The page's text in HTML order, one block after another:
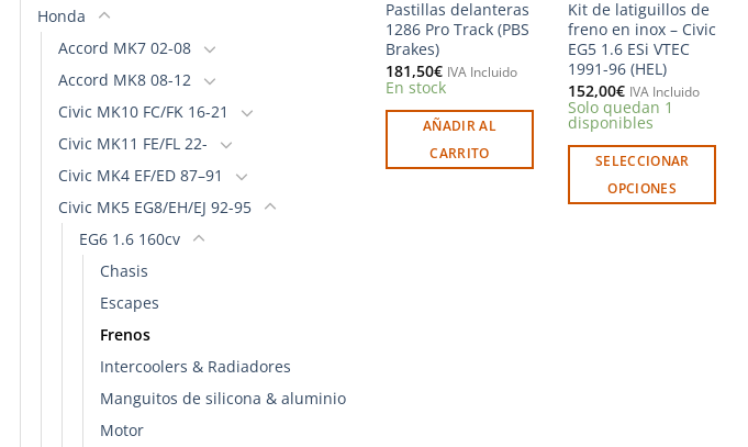
Honda
Accord MK7 02-08
Accord MK8 08-12
Civic MK10 FC/FK 16-21
Civic MK11 FE/FL 22-
Civic MK4 EF/ED 87–91
Civic MK5 EG8/EH/EJ 92-95
EG6 1.6 160cv
Chasis
Escapes
Frenos
Intercoolers & Radiadores
Manguitos de silicona & aluminio
Motor
Pastillas delanteras
1286 Pro Track (PBS
Brakes)
181,50€ IVA Incluido
En stock
AÑADIR AL
CARRITO
Kit de latiguillos de
freno en inox – Civic
EG5 1.6 ESi VTEC
1991-96 (HEL)
152,00€ IVA Incluido
Solo quedan 1
disponibles
SELECCIONAR
OPCIONES